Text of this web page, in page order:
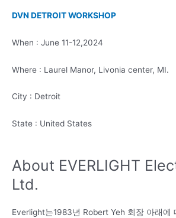
DVN DETROIT WORKSHOP
When : June 11-12,2024
Where : Laurel Manor, Livonia center, MI.
City : Detroit
State : United States
About EVERLIGHT
Ltd.
Everlight는1983년 Robert Yeh 회장 아래에